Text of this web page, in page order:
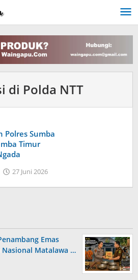
di Polda NTT
Polres Sumba
Timur
27 Juni 2026
Umbu
Emas
Nasional Matalawa …